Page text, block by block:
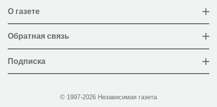
О газете
Обратная связь
Подписка
© 1997-2026 Независимая газета